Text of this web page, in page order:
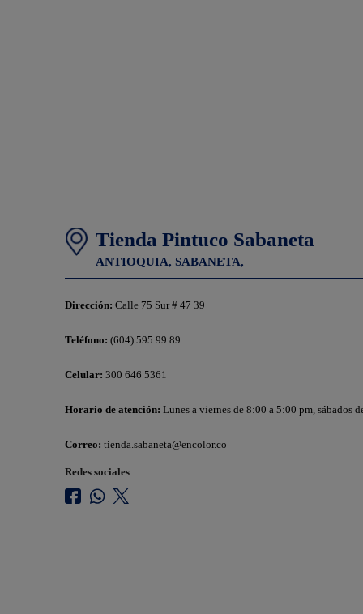
Tienda Pintuco Sabaneta
ANTIOQUIA, SABANETA,
Dirección: Calle 75 Sur # 47 39
Teléfono: (604) 595 99 89
Celular: 300 646 5361
Horario de atención: Lunes a viernes de 8:00 a 5:00 pm, sábados
Correo: tienda.sabaneta@encolor.co
Redes sociales